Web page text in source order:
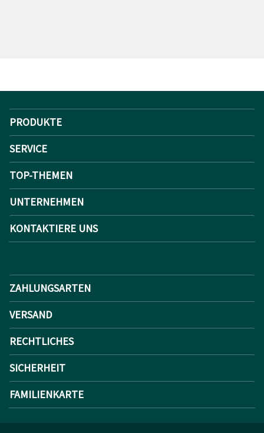
PRODUKTE
SERVICE
TOP-THEMEN
UNTERNEHMEN
KONTAKTIERE UNS
ZAHLUNGSARTEN
VERSAND
RECHTLICHES
SICHERHEIT
FAMILIENKARTE